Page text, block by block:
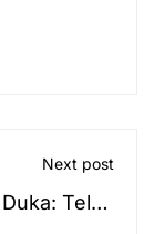
Next post
Telah